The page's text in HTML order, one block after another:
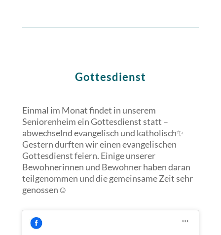
Gottesdienst
Einmal im Monat findet in unserem
Seniorenheim ein Gottesdienst statt –
abwechselnd evangelisch und katholisch✨
Gestern durften wir einen evangelischen
Gottesdienst feiern. Einige unserer
Bewohnerinnen und Bewohner haben daran
teilgenommen und die gemeinsame Zeit sehr
genossen☺️